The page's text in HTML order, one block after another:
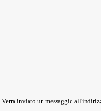
Verrà inviato un messaggio